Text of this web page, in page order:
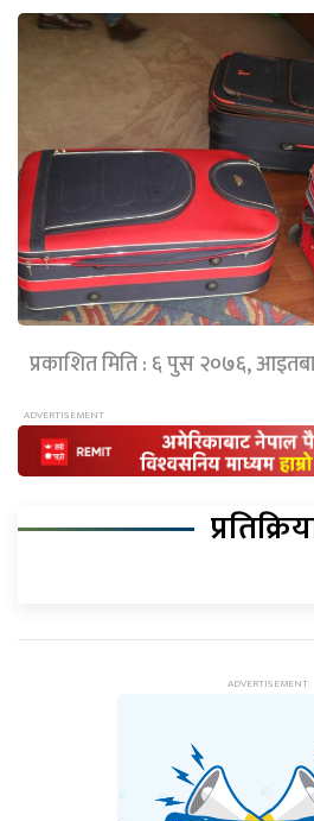
प्रकाशित मिति : ६ पुस २०७६,